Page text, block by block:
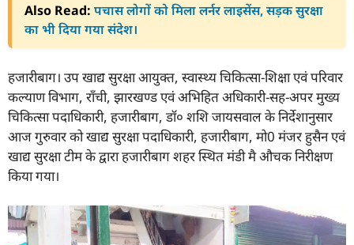
Also Read: पचास लोगों को मिला लर्नर लाइसेंस, सड़क सुरक्षा
का भी दिया गया संदेश।
हजारीबाग। उप खाद्य सुरक्षा आयुक्त, स्वास्थ्य चिकित्सा-शिक्षा एवं परिवार
कल्याण विभाग, राँची, झारखण्ड एवं अभिहित अधिकारी-सह-अपर मुख्य
चिकित्सा पदाधिकारी, हजारीबाग, डाॅ० शशि जायसवाल के निर्देशानुसार
आज गुरुवार को खाद्य सुरक्षा पदाधिकारी, हजारीबाग, मो0 मंजर हुसैन एवं
खाद्य सुरक्षा टीम के द्वारा हजारीबाग शहर स्थित मंडी मै औचक निरीक्षण
किया गया।